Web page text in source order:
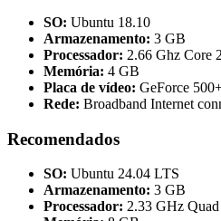
SO: Ubuntu 18.10
Armazenamento: 3 GB
Processador: 2.66 Ghz Core
Memória: 4 GB
Placa de vídeo: GeForce
Rede: Broadband Internet
Recomendados
SO: Ubuntu 24.04 LTS
Armazenamento: 3 GB
Processador: 2.33 GHz